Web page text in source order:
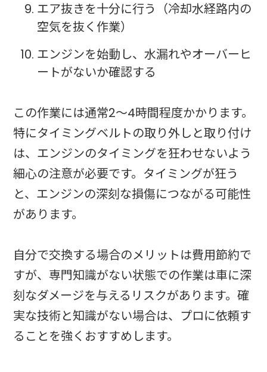
エア抜きを十分に行う（冷却水経路内の
空気を抜く作業）
エンジンを始動し、水漏れやオーバーヒ
ートがないか確認する
この作業には通常2〜4時間程度かかります。
特にタイミングベルトの取り外しと取り付け
は、エンジンのタイミングを狂わせないよう
細心の注意が必要です。タイミングが狂う
と、エンジンの深刻な損傷につながる可能性
があります。
自分で交換する場合のメリットは費用節約で
すが、専門知識がない状態での作業は車に深
刻なダメージを与えるリスクがあります。確
実な技術と知識がない場合は、プロに依頼す
ることを強くおすすめします。